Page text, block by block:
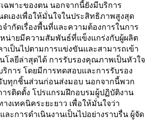
ฉพาะของตน นอกจากนี้ยังมีบริการ
เองเพื่อให้มั่นใจในประสิทธิภาพสูงสุด
ำกัดเรื่องพื้นที่และความต้องการในการ
หน่ายมีความสัมพันธ์ที่แข็งแกร่งกับผู้ผลิต
าเป็นไปตามการแข่งขันและสามารถเข้า
โลยีล่าสุดได้ การรับรองคุณภาพเป็นหัวใจ
การ โดยมีการทดสอบและการรับรอง
บทุกชิ้นส่วนก่อนส่งมอบ นอกจากนี้พวก
ารติดตั้ง โปรแกรมฝึกอบรมผู้ปฏิบัติงาน
งเทคนิคระยะยาว เพื่อให้มั่นใจว่า
ละการดำเนินงานเป็นไปอย่างราบรื่น ผู้จัด